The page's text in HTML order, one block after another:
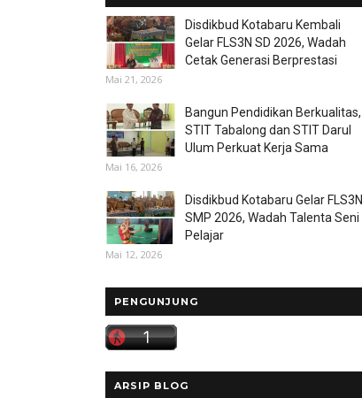
Disdikbud Kotabaru Kembali
Gelar FLS3N SD 2026, Wadah
Cetak Generasi Berprestasi
Mai 21, 2026
Bangun Pendidikan Berkualitas,
STIT Tabalong dan STIT Darul
Ulum Perkuat Kerja Sama
Mai 16, 2026
Disdikbud Kotabaru Gelar FLS3N
SMP 2026, Wadah Talenta Seni
Pelajar
Mai 12, 2026
PENGUNJUNG
ARSIP BLOG